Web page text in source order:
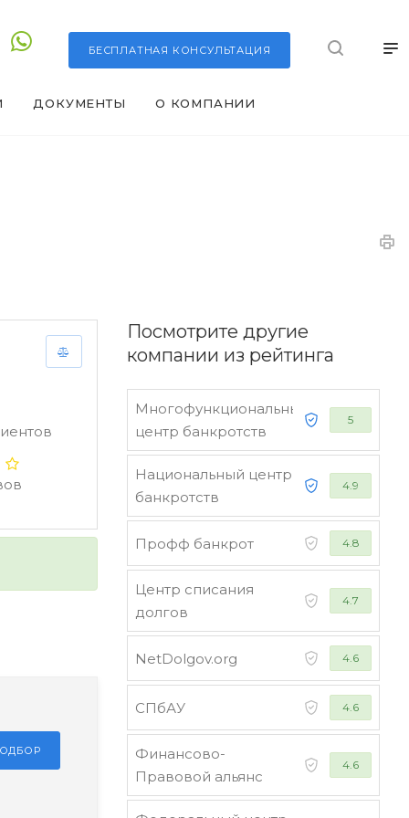
БЕСПЛАТНАЯ КОНСУЛЬТАЦИЯ
ДОКУМЕНТЫ О КОМПАНИИ
Посмотрите другие
компании из рейтинга
Многофункциональный
центр банкротств
5
Национальный центр
банкротств
4.9
Профф банкрот 4.8
Центр списания
долгов
4.7
NetDolgov.org 4.6
СПбАУ 4.6
Финансово-
Правовой альянс
4.6